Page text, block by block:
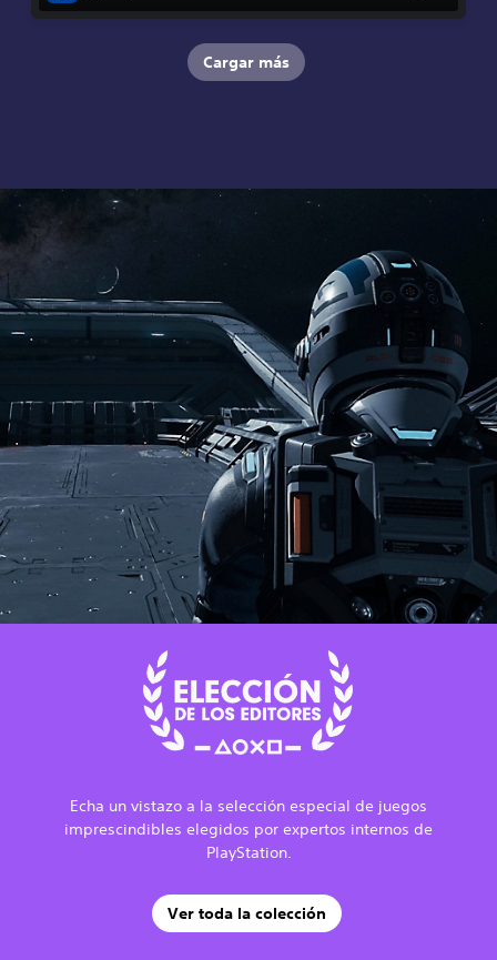
Cargar más
Echa un vistazo a la selección especial de juegos
imprescindibles elegidos por expertos internos de
PlayStation.
Ver toda la colección